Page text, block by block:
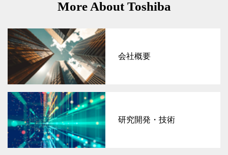
More About Toshiba
会社概要
研究開発・技術